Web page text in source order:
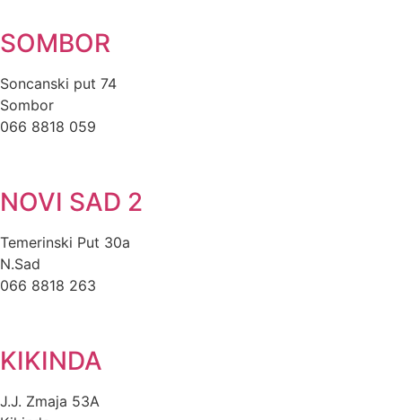
SOMBOR
Soncanski put 74
Sombor
066 8818 059
NOVI SAD 2
Temerinski Put 30a
N.Sad
066 8818 263
KIKINDA
J.J. Zmaja 53A